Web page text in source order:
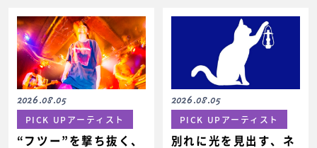
2026.08.05
PICK UPアーティスト
“フツー”を撃ち抜く、
2026.08.05
PICK UPアーティスト
別れに光を見出す、ネ